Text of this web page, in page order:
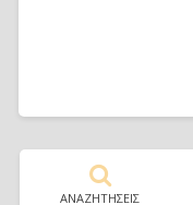
ΑΝΑΖΗΤΗΣΕΙΣ